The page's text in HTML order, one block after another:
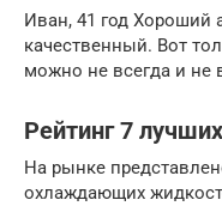
Иван, 41 год Хороший
качественный. Вот
можно не всегда и не
Рейтинг 7
На рынке
охлаждающих